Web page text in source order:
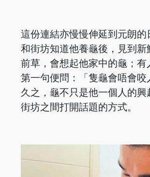
這份連結亦慢慢伸延到元朗的
和街坊知道他養龜後，見到新
前草，會想起他家中的龜；有
第一句便問：「隻龜會唔會咬
久之，龜不只是他一個人的興
街坊之間打開話題的方式。